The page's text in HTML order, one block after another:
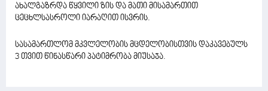
ახალგაზრდა წყვილი ზის და მათი მისამართით
ცეცხლსასროლი იარაღით ისვრის.
სასამართლომ მკვლელობის მცდელობისთვის დაკავებულს
3 თვით წინასწარი პატიმრობა მიუსაჯა.